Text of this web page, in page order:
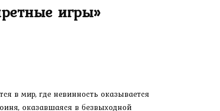
игры»
в мир, где невинность оказывается
оказавшаяся в безвыходной